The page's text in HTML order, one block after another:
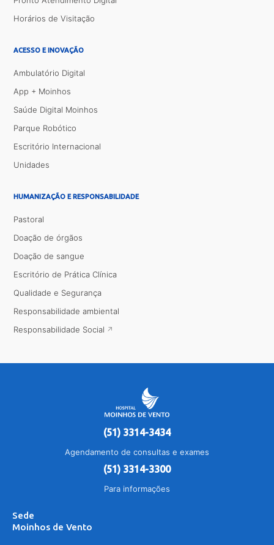
Horários de Visitação
ACESSO E INOVAÇÃO
Ambulatório Digital
App + Moinhos
Saúde Digital Moinhos
Parque Robótico
Escritório Internacional
Unidades
HUMANIZAÇÃO E RESPONSABILIDADE
Pastoral
Doação de órgãos
Doação de sangue
Escritório de Prática Clínica
Qualidade e Segurança
Responsabilidade ambiental
Responsabilidade Social
(51) 3314-3434
Agendamento de consultas e exames
(51) 3314-3300
Para informações
Sede
Moinhos de Vento